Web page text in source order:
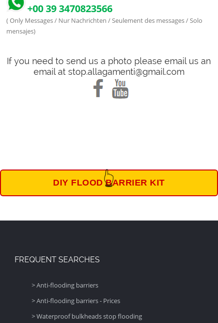
+00 39 3470823566
( Only Messages / Nur Nachrichten / Seulement des messages / Solo
mensajes)
If you need to send us a photo please email us an
email at stop.allagamenti@gmail.com
DIY FLOOD BARRIER KIT
👆
FREQUENT SEARCHES
> Anti-flooding barriers
> Anti-flooding barriers - Prices
> Waterproof bulkheads stop flooding